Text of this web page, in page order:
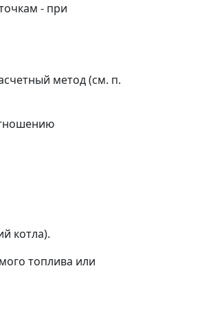
- при
метод (см. п.
котла).
топлива или